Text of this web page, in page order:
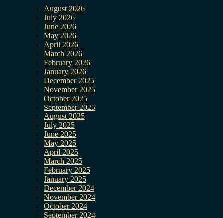
August 2026
July 2026
June 2026
May 2026
April 2026
March 2026
February 2026
January 2026
December 2025
November 2025
October 2025
September 2025
August 2025
July 2025
June 2025
May 2025
April 2025
March 2025
February 2025
January 2025
December 2024
November 2024
October 2024
September 2024